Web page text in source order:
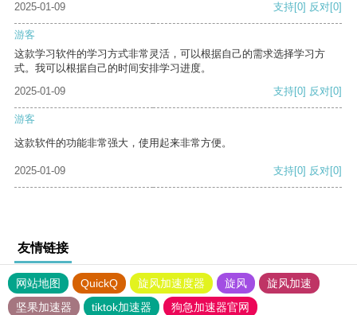
2025-01-09 支持[0] 反对[0]
游客
这款学习软件的学习方式非常灵活，可以根据自己的需求选择学习方
式。我可以根据自己的时间安排学习进度。
2025-01-09
支持[0] 反对[0]
游客
这款软件的功能非常强大，使用起来非常方便。
2025-01-09 支持[0] 反对[0]
友情链接
网站地图 QuickQ 旋风加速度器 旋风
旋风加速
坚果加速器
tiktok加速器 狗急加速器官网